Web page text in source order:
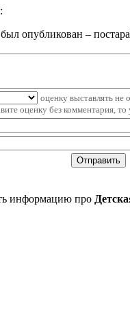
опубликован –
оценку выставлять не
оценку без комментария,
информацию про